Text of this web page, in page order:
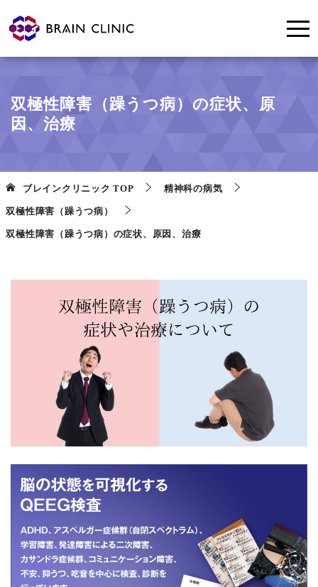
双極性障害（躁うつ病）の症状、原
因、治療
ブレインクリニック TOP 精神科の病気
双極性障害（躁うつ病）
双極性障害（躁うつ病）の症状、原因、治療